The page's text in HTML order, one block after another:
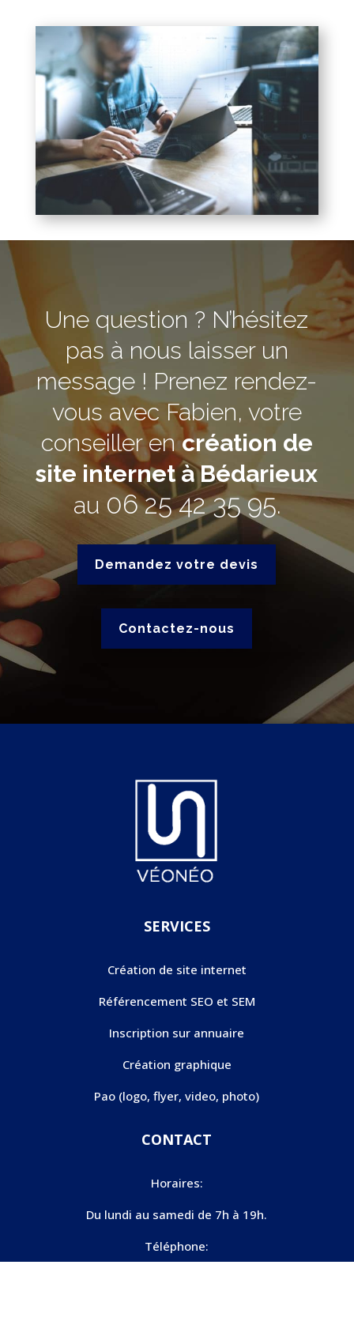
Une question ? N’hésitez
pas à nous laisser un
message ! Prenez rendez-
vous avec Fabien, votre
conseiller encréation de
site internet à Bédarieux
au 06 25 42 35 95.
Demandez votre devis
Contactez-nous
SERVICES
Création de site internet
Référencement SEO et SEM
Inscription sur annuaire
Création graphique
Pao (logo, flyer, video, photo)
CONTACT
Horaires:
Du lundi au samedi de 7h à 19h.
Téléphone: